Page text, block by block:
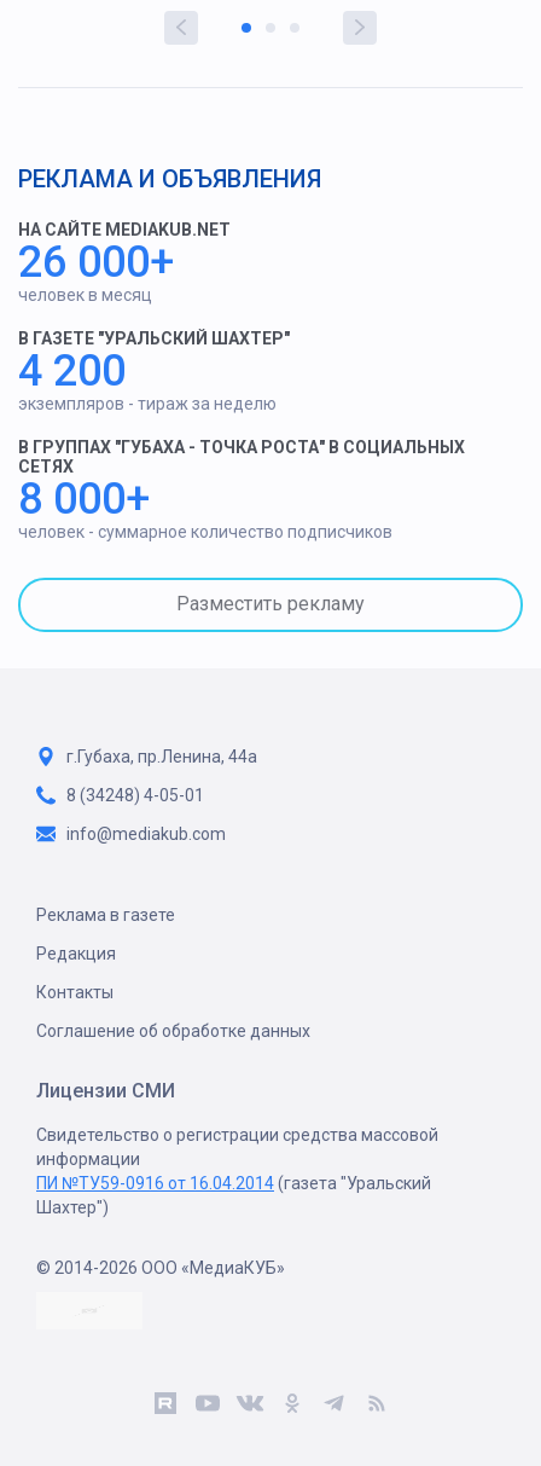
РЕКЛАМА И ОБЪЯВЛЕНИЯ
НА САЙТЕ MEDIAKUB.NET
26 000+
человек в месяц
В ГАЗЕТЕ "УРАЛЬСКИЙ ШАХТЕР"
4 200
экземпляров - тираж за неделю
В ГРУППАХ "ГУБАХА - ТОЧКА РОСТА" В СОЦИАЛЬНЫХ
СЕТЯХ
8 000+
человек - суммарное количество подписчиков
Разместить рекламу
г.Губаха, пр.Ленина, 44а
8 (34248) 4-05-01
info@mediakub.com
Реклама в газете
Редакция
Контакты
Соглашение об обработке данных
Лицензии СМИ
Свидетельство о регистрации средства массовой
информации
ПИ №ТУ59-0916 от 16.04.2014(газета "Уральский
Шахтер")
© 2014-2026 ООО «МедиаКУБ»